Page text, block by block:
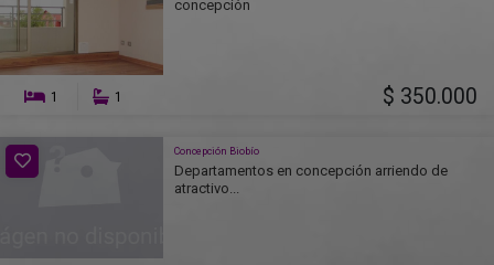
concepción
1 1 $ 350.000
Concepción Biobío
Departamentos en concepción arriendo de
atractivo...